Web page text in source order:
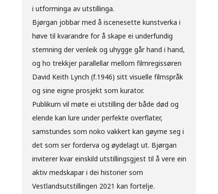
i utforminga av utstillinga.
Bjørgan jobbar med å iscenesette kunstverka i
høve til kvarandre for å skape ei underfundig
stemning der venleik og uhygge går hand i hand,
og ho trekkjer parallellar mellom filmregissøren
David Keith Lynch (f.1946) sitt visuelle filmspråk
og sine eigne prosjekt som kurator.
Publikum vil møte ei utstilling der både død og
elende kan lure under perfekte overflater,
samstundes som noko vakkert kan gøyme seg i
det som ser forderva og øydelagt ut. Bjørgan
inviterer kvar einskild utstillingsgjest til å vere ein
aktiv medskapar i dei historier som
Vestlandsutstillingen 2021 kan fortelje.